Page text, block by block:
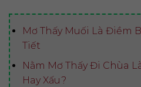
Mơ Thấy Muối Là Điềm
Tiết
Nằm Mơ Thấy Đi Chùa
Hay Xấu?